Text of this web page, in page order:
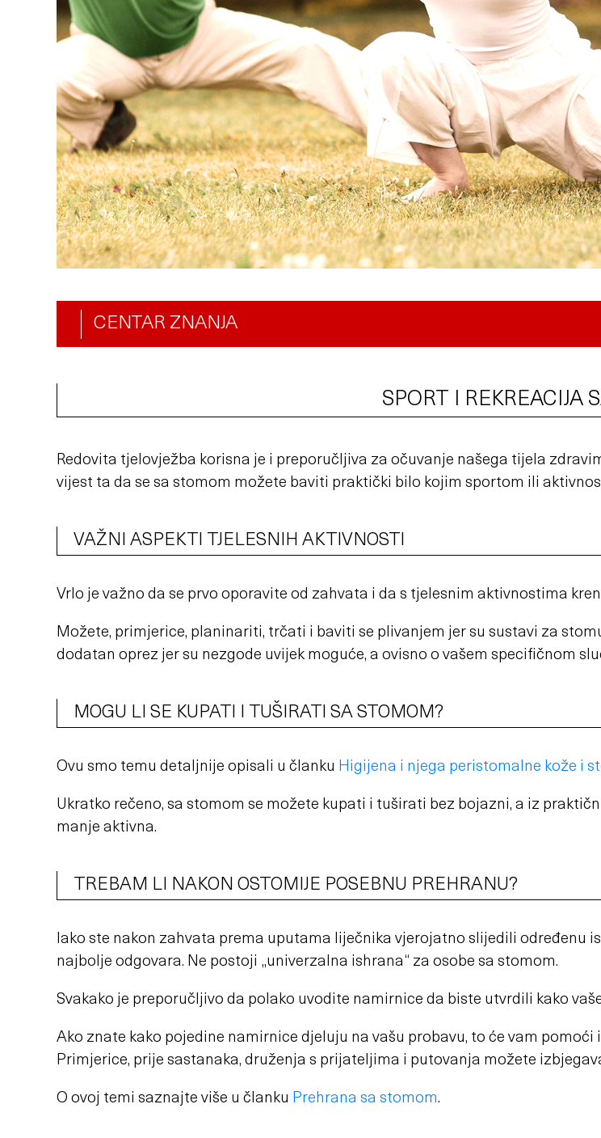
CENTAR ZNANJA
SPORT I REKREACIJA
Redovita tjelovježba korisna je i preporučljiva za očuvanje našega tijela
vijest ta da se sa stomom možete baviti praktički bilo kojim sportom ili
VAŽNI ASPEKTI TJELESNIH AKTIVNOSTI
Vrlo je važno da se prvo oporavite od zahvata i da s tjelesnim aktivnostima
Možete, primjerice, planinariti, trčati i baviti se plivanjem jer su sustavi za
dodatan oprez jer su nezgode uvijek moguće, a ovisno o vašem specifičnom
MOGU LI SE KUPATI I TUŠIRATI SA STOMOM?
Ovu smo temu detaljnije opisali u članku Higijena i njega peristomalne kože i
Ukratko rečeno, sa stomom se možete kupati i tuširati bez bojazni, a iz
manje aktivna.
TREBAM LI NAKON OSTOMIJE POSEBNU PREHRANU?
Iako ste nakon zahvata prema uputama liječnika vjerojatno slijedili određenu
najbolje odgovara. Ne postoji „univerzalna ishrana“ za osobe sa stomom.
Svakako je preporučljivo da polako uvodite namirnice da biste utvrdili kako
Ako znate kako pojedine namirnice djeluju na vašu probavu, to će vam
Primjerice, prije sastanaka, druženja s prijateljima i putovanja možete
O ovoj temi saznajte više u članku Prehrana sa stomom.